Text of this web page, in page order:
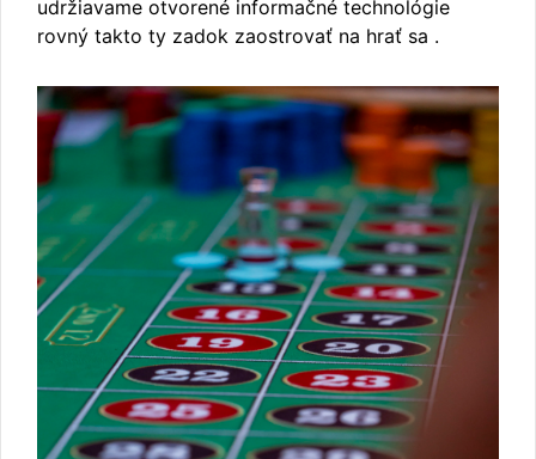
udržiavame otvorené informačné technológie
rovný takto ty zadok zaostrovať na hrať sa .